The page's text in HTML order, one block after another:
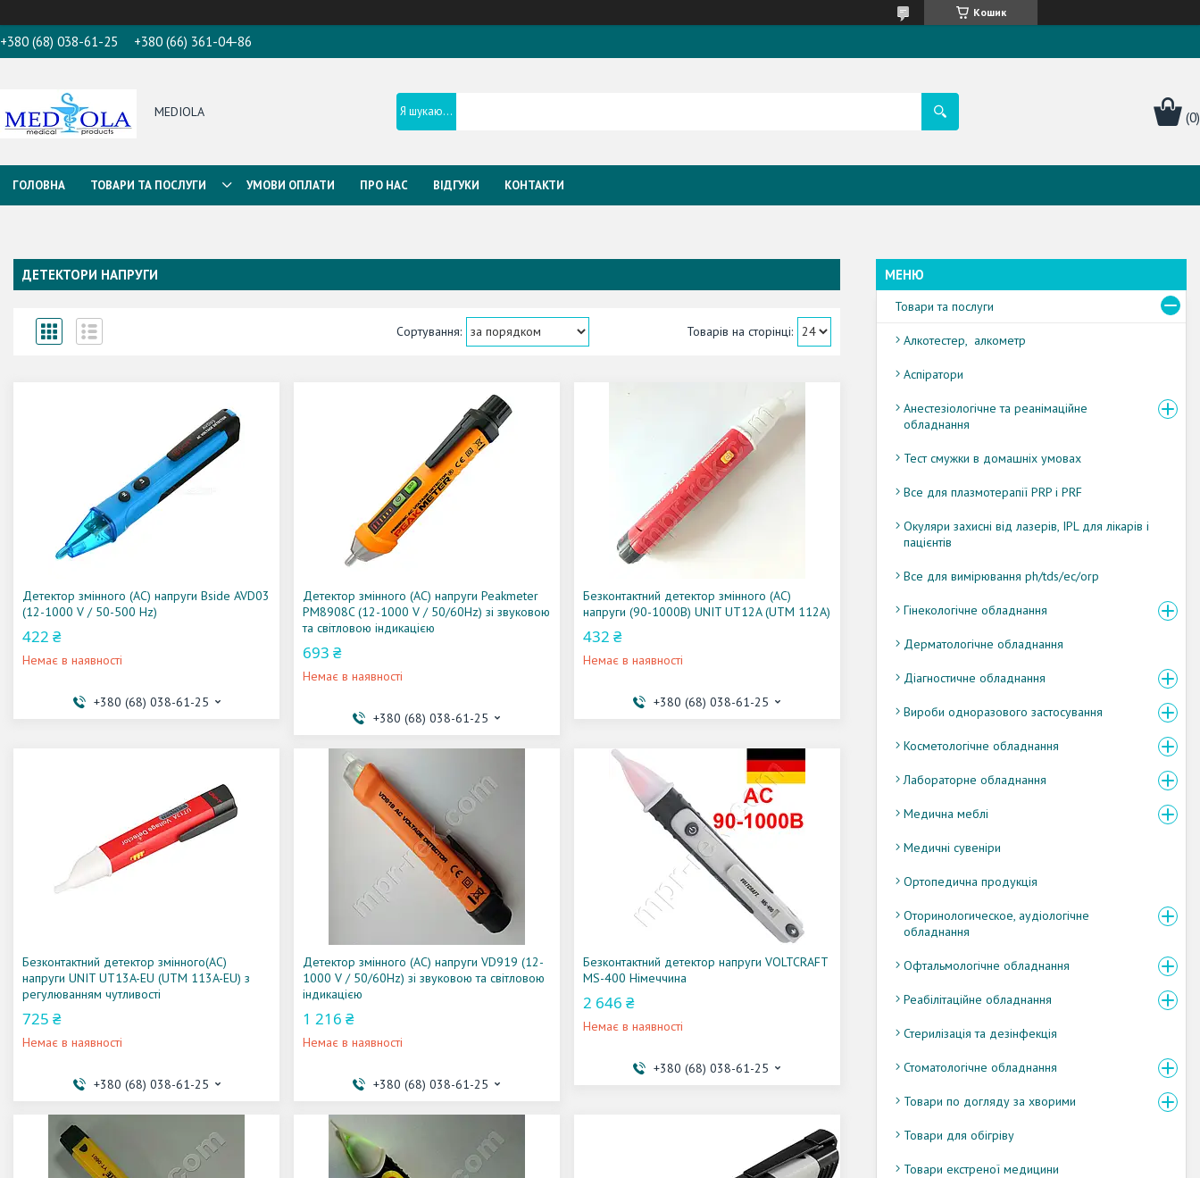
Кошик
+380 (68) 038-61-25 +380 (66) 361-04-86
MEDIOLA
ГОЛОВНА ТОВАРИ ТА ПОСЛУГИ УМОВИ ОПЛАТИ ПРО НАС ВІДГУКИ КОНТАКТИ
ДЕТЕКТОРИ НАПРУГИ
Детектор змінного (AC) напруги Bside AVD03
(12-1000 V / 50-500 Hz)
422 ₴
Немає в наявності
+380 (68) 038-61-25
Детектор змінного (AC) напруги Peakmeter
PM8908C (12-1000 V / 50/60Hz) зі звуковою
та світловою індикацією
693 ₴
Немає в наявності
+380 (68) 038-61-25
Безконтактний детектор змінного (AC)
напруги (90-1000В) UNIT UT12A (UTM 112A)
432 ₴
Немає в наявності
+380 (68) 038-61-25
Безконтактний детектор змінного(AC)
напруги UNIT UT13A-EU (UTM 113A-EU) з
регулюванням чутливості
725 ₴
Немає в наявності
+380 (68) 038-61-25
Детектор змінного (AC) напруги VD919 (12-
1000 V / 50/60Hz) зі звуковою та світловою
індикацією
1 216 ₴
Немає в наявності
+380 (68) 038-61-25
Безконтактний детектор напруги VOLTCRAFT
MS-400 Німеччина
2 646 ₴
Немає в наявності
+380 (68) 038-61-25
Товари та послуги
Алкотестер, алкометр
Аспіратори
Анестезіологічне та реанімаційне
обладнання
Тест смужки в домашніх умовах
Все для плазмотерапії PRP і PRF
Окуляри захисні від лазерів, IPL для лікарів і
пацієнтів
Все для вимірювання ph/tds/ec/orp
Гінекологічне обладнання
Дерматологічне обладнання
Діагностичне обладнання
Вироби одноразового застосування
Косметологічне обладнання
Лабораторне обладнання
Медична меблі
Медичні сувеніри
Ортопедична продукція
Оторинологическое, аудіологічне
обладнання
Офтальмологічне обладнання
Реабілітаційне обладнання
Стерилізація та дезінфекція
Стоматологічне обладнання
Товари по догляду за хворими
Товари для обігріву
Товари екстреної медицини